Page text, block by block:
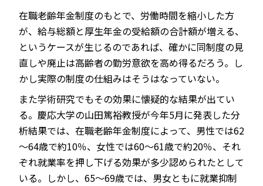
在職老齢年金制度のもとで、労働時間を縮小した方
が、給与総額と厚生年金の受給額の合計額が増える、
というケースが生じるのであれば、確かに同制度の見
直しや廃止は高齢者の勤労意欲を高め得るだろう。し
かし実際の制度の仕組みはそうはなっていない。
また学術研究でもその効果に懐疑的な結果が出てい
る。慶応大学の山田篤裕教授が今年5月に発表した分
析結果では、在職老齢年金制度によって、男性では62
～64歳で約10％、女性では60～61歳で約20％、それ
ぞれ就業率を押し下げる効果が多少認められたとして
いる。しかし、65～69歳では、男女ともに就業抑制